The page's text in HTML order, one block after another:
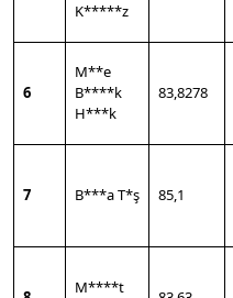
K*****z
6
M**e
B****k
H***k
83,8278
7 B***a T*ş 85,1
M****t